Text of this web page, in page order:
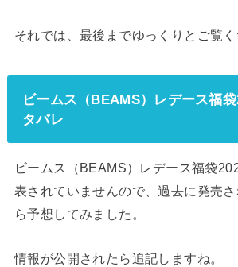
それでは、最後までゆっくりとご覧く
ビームス（BEAMS）レデース福
タバレ
ビームス（BEAMS）レデース福袋
表されていませんので、過去に発売
ら予想してみました。
情報が公開されたら追記しますね。